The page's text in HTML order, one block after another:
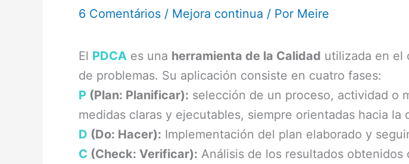
6 Comentários / Mejora continua / Por Meire
El PDCA es una herramienta de la Calidad utilizada en el
de problemas. Su aplicación consiste en cuatro fases:
P (Plan: Planificar): selección de un proceso, actividad o
medidas claras y ejecutables, siempre orientadas hacia
D (Do: Hacer): Implementación del plan elaborado y
C (Check: Verificar): Análisis de los resultados